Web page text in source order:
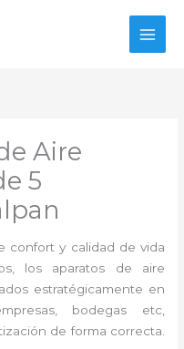
Aire
5
confort y calidad de vida
los aparatos de aire
estratégicamente en
bodegas etc,
de forma correcta.